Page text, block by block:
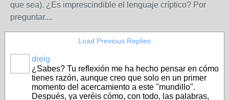
que sea). ¿Es imprescindible el lenguaje críptico? Por
preguntar....
Load Previous Replies
dreig
¿Sabes? Tu reflexión me ha hecho pensar en cómo
tienes razón, aunque creo que solo en un primer
momento del acercamiento a este "mundillo".
Después, ya veréis cómo, con todo, las palabras,